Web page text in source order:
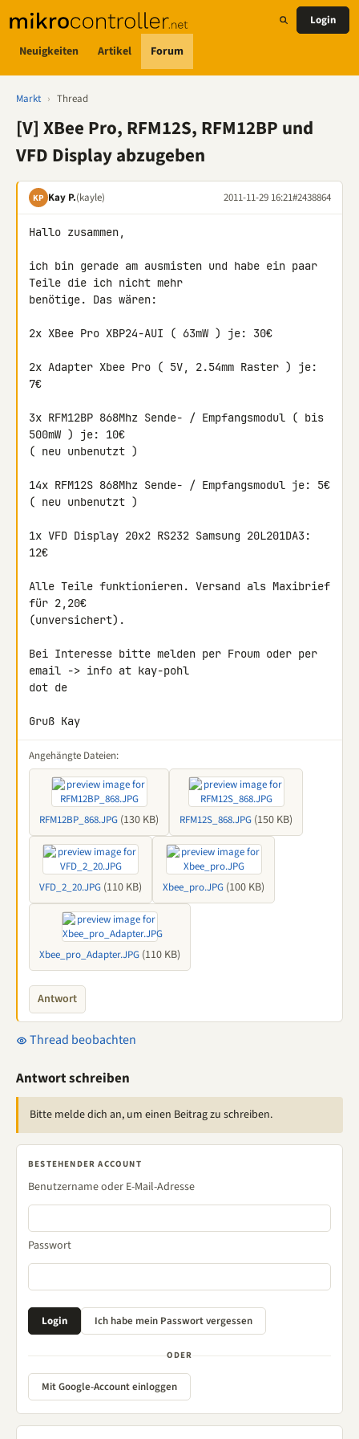
Neuigkeiten Artikel Forum
Login
Markt › Thread
[V] XBee Pro, RFM12S, RFM12BP und
VFD Display abzugeben
KP Kay P.(kayle) 2011-11-29 16:21#2438864
Hallo zusammen,
ich bin gerade am ausmisten und habe ein paar
Teile die ich nicht mehr
benötige. Das wären:
2x XBee Pro XBP24-AUI ( 63mW ) je: 30€
2x Adapter Xbee Pro ( 5V, 2.54mm Raster ) je:
7€
3x RFM12BP 868Mhz Sende- / Empfangsmodul ( bis
500mW ) je: 10€
( neu unbenutzt )
14x RFM12S 868Mhz Sende- / Empfangsmodul je: 5€
( neu unbenutzt )
1x VFD Display 20x2 RS232 Samsung 20L201DA3:
12€
Alle Teile funktionieren. Versand als Maxibrief
für 2,20€
(unversichert).
Bei Interesse bitte melden per Froum oder per
email -> info at kay-pohl
dot de
Gruß Kay
Angehängte Dateien:
RFM12BP_868.JPG (130 KB) RFM12S_868.JPG (150 KB)
VFD_2_20.JPG (110 KB) Xbee_pro.JPG (100 KB)
Xbee_pro_Adapter.JPG (110 KB)
Antwort
Thread beobachten
Antwort schreiben
Bitte melde dich an, um einen Beitrag zu schreiben.
BESTEHENDER ACCOUNT
Benutzername oder E-Mail-Adresse
Passwort
ODER
Mit Google-Account einloggen